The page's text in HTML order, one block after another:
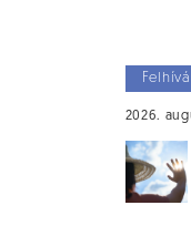
2026.